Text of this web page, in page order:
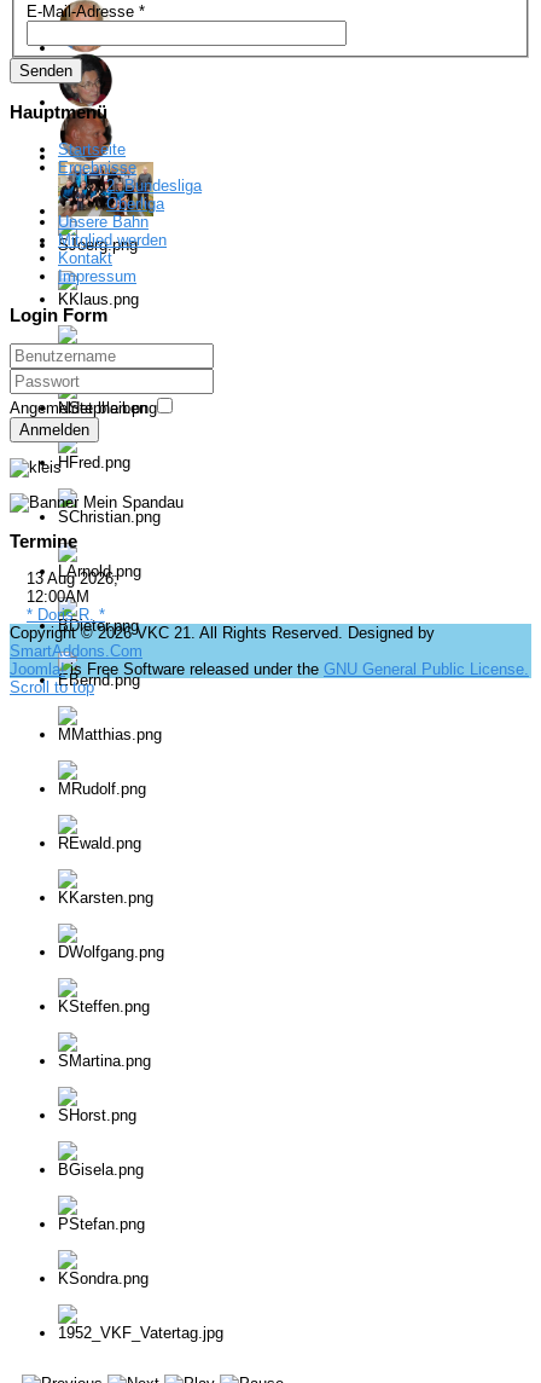
E-Mail-Adresse*
Senden
Hauptmenü
Startseite
Ergebnisse
2. Bundesliga
Oberliga
Unsere Bahn
Mitglied werden
Kontakt
Impressum
Login Form
Angemeldet bleiben
Anmelden
Termine
13 Aug 2026;
12:00AM
* Doris R. *
Copyright © 2026 VKC 21. All Rights Reserved. Designed by
SmartAddons.Com
Joomla!is Free Software released under the GNU General Public License.
Scroll to top